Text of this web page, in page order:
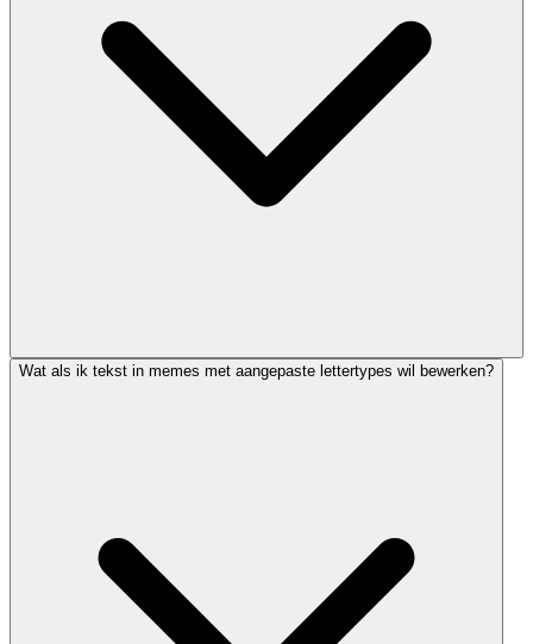
Wat als ik tekst in memes met aangepaste lettertypes wil bewerken?